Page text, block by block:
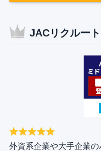
JACリクルー
外資系企業や大手企業